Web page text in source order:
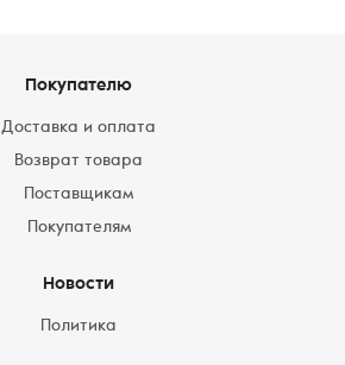
Покупателю
Доставка и оплата
Возврат товара
Поставщикам
Покупателям
Новости
Политика